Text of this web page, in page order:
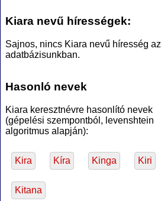
Kiara nevű hírességek:
Sajnos, nincs Kiara nevű híresség az
adatbázisunkban.
Hasonló nevek
Kiara keresztnévre hasonlító nevek
(gépelési szempontból, levenshtein
algoritmus alapján):
Kira Kíra Kinga Kiri
Kitana